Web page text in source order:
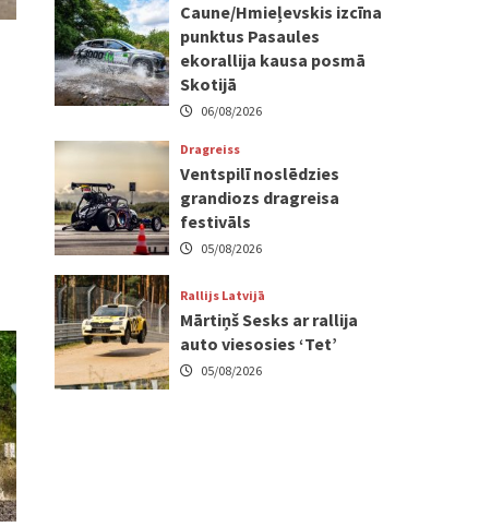
Caune/Hmieļevskis izcīna
punktus Pasaules
ekorallija kausa posmā
Skotijā
06/08/2026
Dragreiss
Ventspilī noslēdzies
grandiozs dragreisa
festivāls
05/08/2026
Rallijs Latvijā
Mārtiņš Sesks ar rallija
auto viesosies ‘Tet’
05/08/2026